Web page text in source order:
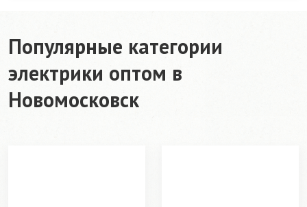
Популярные категории
электрики оптом в
Новомосковск